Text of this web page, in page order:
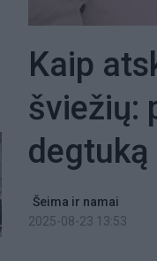
Kaip
šviežių:
degtuką
Šeima ir namai
2025-08-23 13:53